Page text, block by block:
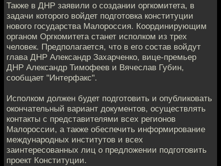
Также в ДНР заявили о создании оргкомитета, в
задачи которого войдет подготовка конституции
нового государства Малороссия. Координирующим
органом Оргкомитета станет исполком из трех
человек. Предполагается, что в его состав войдут
глава ДНР Александр Захарченко, вице-премьер
ДНР Александр Тимофеев и Вячеслав Губин,
сообщает "Интерфакс".
Исполком должен будет подготовить и опубликовать
окончательный вариант документов, осуществлять
контакты с представителями всех регионов
Малороссии, а также обеспечить информирование
международных институтов и всех
заинтересованных лиц о предложении подготовить
проект Конституции.